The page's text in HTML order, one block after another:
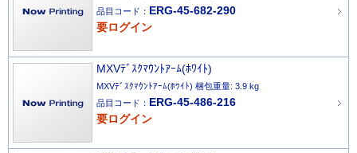
品目コード： ERG-45-682-290
要ログイン
MXVﾃﾞｽｸﾏｳﾝﾄｱｰﾑ(ﾎﾜｲﾄ)
MXVﾃﾞｽｸﾏｳﾝﾄｱｰﾑ(ﾎﾜｲﾄ) 梱包重量: 3.9 kg
品目コード： ERG-45-486-216
要ログイン